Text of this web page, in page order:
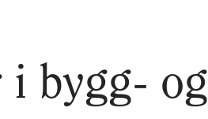
i bygg- og